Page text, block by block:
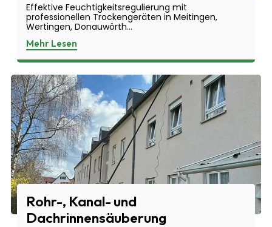
Effektive Feuchtigkeitsregulierung mit
professionellen Trockengeräten in Meitingen,
Wertingen, Donauwörth...
Mehr Lesen
Rohr-, Kanal- und
Dachrinnensäuberung